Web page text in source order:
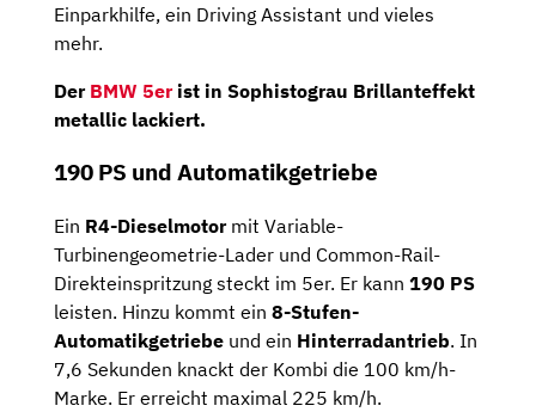
Einparkhilfe, ein Driving Assistant und vieles
mehr.
Der BMW 5erist in Sophistograu Brillanteffekt
metallic lackiert.
190 PS und Automatikgetriebe
Ein R4-Dieselmotormit Variable-
Turbinengeometrie-Lader und Common-Rail-
Direkteinspritzung steckt im 5er. Er kann 190 PS
leisten. Hinzu kommt ein 8-Stufen-
Automatikgetriebe und ein Hinterradantrieb. In
7,6 Sekunden knackt der Kombi die 100 km/h-
Marke. Er erreicht maximal 225 km/h.